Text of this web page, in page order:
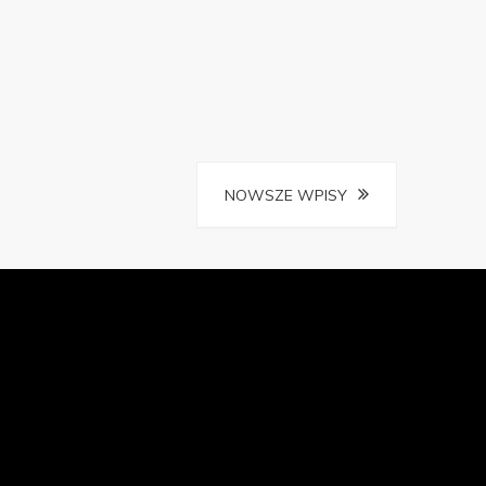
NOWSZE WPISY